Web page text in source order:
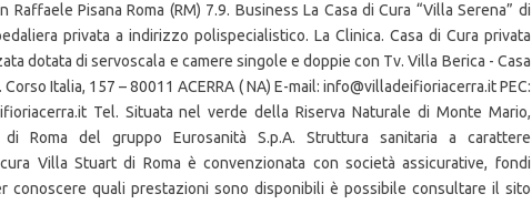
Raffaele Pisana Roma (RM) 7.9. Business La Casa di Cura “Villa Serena” di
privata a indirizzo polispecialistico. La Clinica. Casa di Cura privata
dotata di servoscala e camere singole e doppie con Tv. Villa Berica - Casa
Italia, 157 – 80011 ACERRA ( NA) E-mail: info@villadeifioriacerra.it PEC:
Tel. Situata nel verde della Riserva Naturale di Monte Mario,
Roma del gruppo Eurosanità S.p.A. Struttura sanitaria a carattere
Villa Stuart di Roma è convenzionata con società assicurative, fondi
conoscere quali prestazioni sono disponibili è possibile consultare il sito